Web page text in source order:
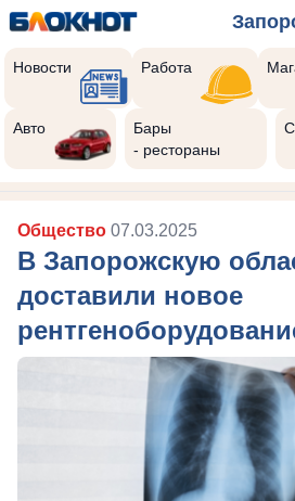
Новости Работа
Авто
Бары
- рестораны
Общество 07.03.2025
В Запорожскую
доставили новое